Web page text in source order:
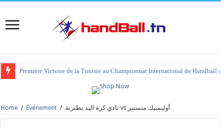
Première Victoire de la Tunisie au Championnat International de Handball
Home / Événement / نادي كرة اليد بطبربة vs أوليمبيك منستير